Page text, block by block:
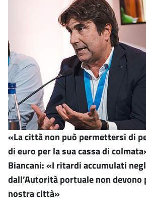
«La città non può permettersi di
di euro per la sua cassa di
Biancani: «I ritardi accumulati
dall’Autorità portuale non devono
nostra città»